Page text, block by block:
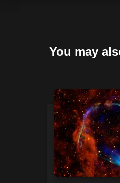
You may